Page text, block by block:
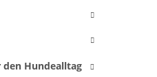
den Hundealltag